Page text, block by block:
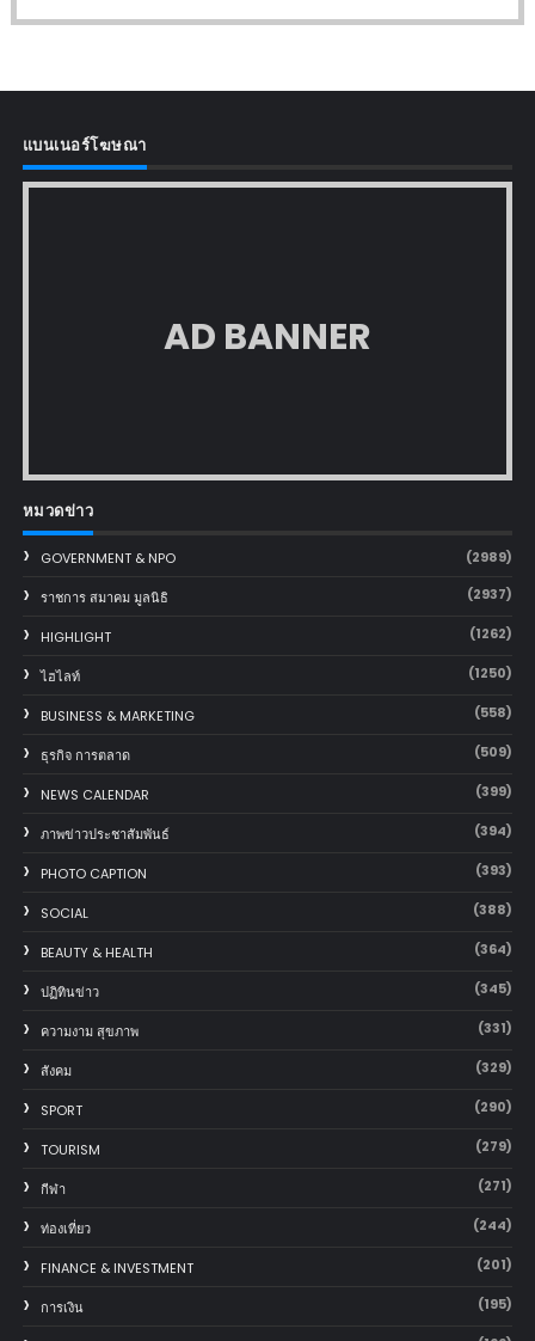
แบนเนอร์โฆษณา
AD BANNER
หมวดข่าว
GOVERNMENT & NPO (2989)
ราชการ สมาคม มูลนิธิ (2937)
HIGHLIGHT (1262)
ไฮไลท์ (1250)
BUSINESS & MARKETING (558)
ธุรกิจ การตลาด (509)
NEWS CALENDAR (399)
ภาพข่าวประชาสัมพันธ์ (394)
PHOTO CAPTION (393)
SOCIAL (388)
BEAUTY & HEALTH (364)
ปฏิทินข่าว (345)
ความงาม สุขภาพ (331)
สังคม (329)
SPORT (290)
TOURISM (279)
กีฬา (271)
ท่องเที่ยว (244)
FINANCE & INVESTMENT (201)
การเงิน (195)